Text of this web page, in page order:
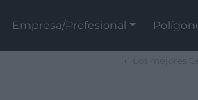
Empresa/Profesional